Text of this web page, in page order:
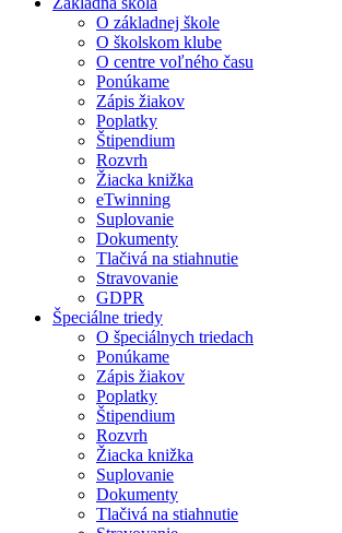
O základnej škole
O školskom klube
O centre voľného času
Ponúkame
Zápis žiakov
Poplatky
Štipendium
Rozvrh
Žiacka knižka
eTwinning
Suplovanie
Dokumenty
Tlačivá na stiahnutie
Stravovanie
GDPR
Špeciálne triedy
O špeciálnych triedach
Ponúkame
Zápis žiakov
Poplatky
Štipendium
Rozvrh
Žiacka knižka
Suplovanie
Dokumenty
Tlačivá na stiahnutie